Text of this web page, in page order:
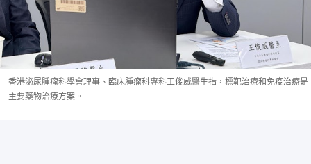
香港泌尿腫瘤科學會理事、臨床腫瘤科專科王俊威醫生指，標靶治療和免疫治療是
主要藥物治療方案。